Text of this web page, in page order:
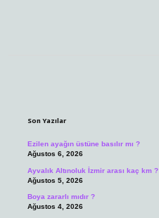
Son Yazılar
Ezilen ayağın üstüne basılır mı ?
Ağustos 6, 2026
Ayvalık Altınoluk İzmir arası kaç km ?
Ağustos 5, 2026
Boya zararlı mıdır ?
Ağustos 4, 2026